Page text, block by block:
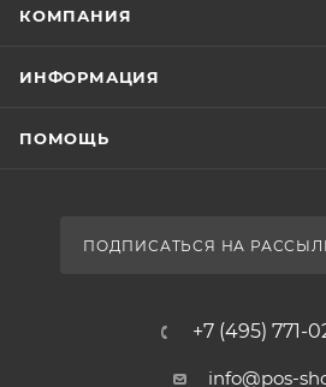
КОМПАНИЯ
ИНФОРМАЦИЯ
ПОМОЩЬ
ПОДПИСАТЬСЯ НА
+7 (495) 771-
info@pos-